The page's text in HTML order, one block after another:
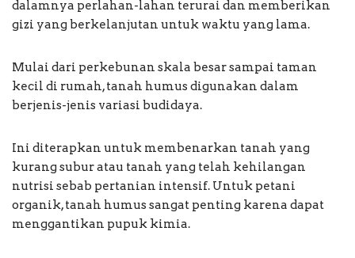
dalamnya perlahan-lahan terurai dan memberikan
gizi yang berkelanjutan untuk waktu yang lama.
Mulai dari perkebunan skala besar sampai taman
kecil di rumah, tanah humus digunakan dalam
berjenis-jenis variasi budidaya.
Ini diterapkan untuk membenarkan tanah yang
kurang subur atau tanah yang telah kehilangan
nutrisi sebab pertanian intensif. Untuk petani
organik, tanah humus sangat penting karena dapat
menggantikan pupuk kimia.